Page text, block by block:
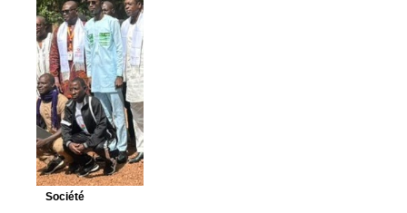
Société